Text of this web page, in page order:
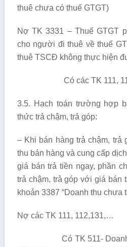
thuê ch­ưa có thuế GTGT)
Nợ TK 3331 – Thuế GTGT
cho ng­ười đi thuê về thuế
thuê TSCĐ không thực hiện
Có các TK 111,
3.5. Hạch toán trường hợp
thức trả chậm, trả góp:
– Khi bán hàng trả chậm, trả
thu bán hàng và cung cấp
giá bán trả tiền ngay, phần
trả chậm, trả góp với giá bán
khoản 3387 “Doanh thu chưa
Nợ các TK 111, 112,131,…
Có TK 511- Doanh